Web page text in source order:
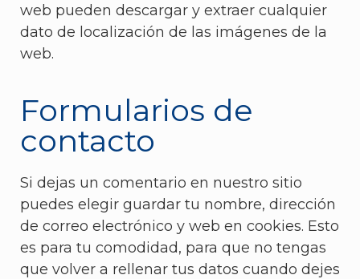
web pueden descargar y extraer cualquier
dato de localización de las imágenes de la
web.
Formularios de
contacto
Si dejas un comentario en nuestro sitio
puedes elegir guardar tu nombre, dirección
de correo electrónico y web en cookies. Esto
es para tu comodidad, para que no tengas
que volver a rellenar tus datos cuando dejes